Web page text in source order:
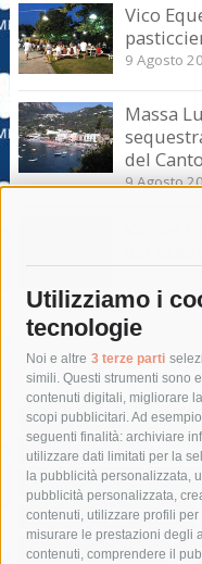
Utilizziamo i
tecnologie
Noi e altre 3 terze parti
simili. Questi strumenti sono
contenuti digitali, migliorare
scopi pubblicitari. Ad
seguenti finalità: archiviare
utilizzare dati limitati per la
la pubblicità personalizzata,
pubblicità personalizzata,
contenuti, utilizzare profili
misurare le prestazioni degli
contenuti, comprendere il
Vico
9 Agosto
Massa
del
9 Agosto
Vie del
Tag
acqua allerta meteo
area marina protetta di
Asl Napoli 3 sud
castellammare di stabia
comune di sorrento